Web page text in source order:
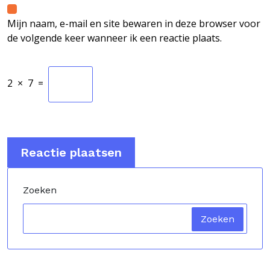
Mijn naam, e-mail en site bewaren in deze browser voor
de volgende keer wanneer ik een reactie plaats.
2 × 7 =
Zoeken
Zoeken